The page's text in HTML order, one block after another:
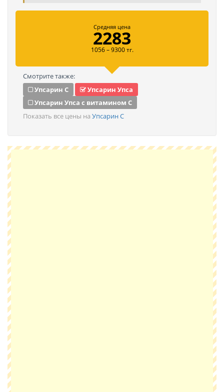
Средняя цена
2283
1056 – 9300 тг.
Смотрите также:
Упсарин С
Упсарин Упса
Упсарин Упса с витамином C
Показать все цены на Упсарин С